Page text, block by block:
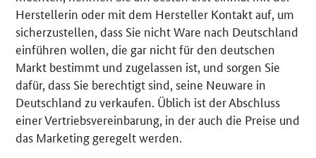
Herstellerin oder mit dem Hersteller Kontakt auf, um
sicherzustellen, dass Sie nicht Ware nach Deutschland
einführen wollen, die gar nicht für den deutschen
Markt bestimmt und zugelassen ist, und sorgen Sie
dafür, dass Sie berechtigt sind, seine Neuware in
Deutschland zu verkaufen. Üblich ist der Abschluss
einer Vertriebsvereinbarung, in der auch die Preise und
das Marketing geregelt werden.